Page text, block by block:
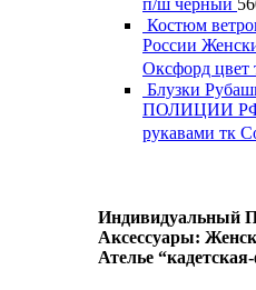
Костюм
России
Оксфорд цвет
Блузки
ПОЛИЦИИ РФ
рукавами тк
Индивидуальный
Аксессуары:
Ателье